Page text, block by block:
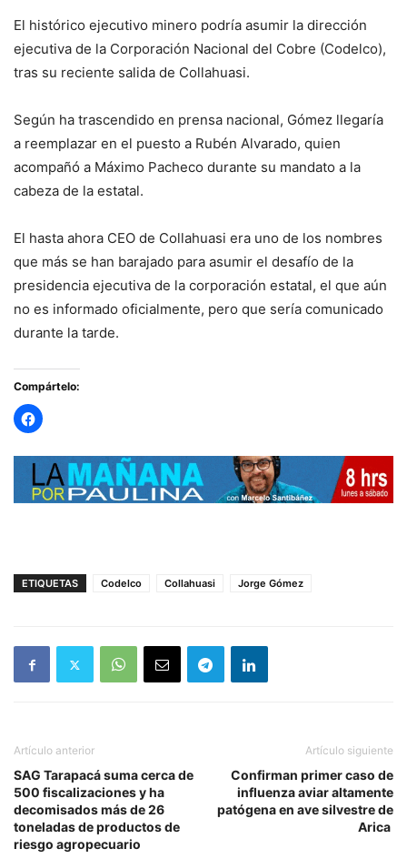
El histórico ejecutivo minero podría asumir la dirección
ejecutiva de la Corporación Nacional del Cobre (Codelco),
tras su reciente salida de Collahuasi.
Según ha trascendido en prensa nacional, Gómez llegaría
a reemplazar en el puesto a Rubén Alvarado, quien
acompañó a Máximo Pacheco durante su mandato a la
cabeza de la estatal.
El hasta ahora CEO de Collahuasi era uno de los nombres
que más se han barajado para asumir el desafío de la
presidencia ejecutiva de la corporación estatal, el que aún
no es informado oficialmente, pero que sería comunicado
durante la tarde.
Compártelo:
ETIQUETAS Codelco Collahuasi Jorge Gómez
Artículo anterior
SAG Tarapacá suma cerca de
500 fiscalizaciones y ha
decomisados más de 26
toneladas de productos de
riesgo agropecuario
Artículo siguiente
Confirman primer caso de
influenza aviar altamente
patógena en ave silvestre de
Arica